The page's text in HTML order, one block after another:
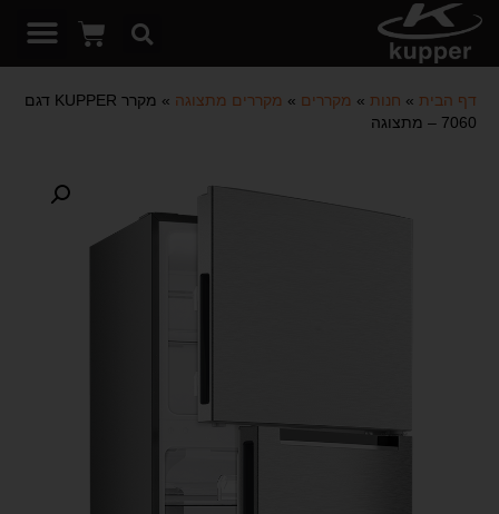
דף הבית » חנות » מקררים » מקררים מתצוגה »
מקרר KUPPER דגם
7060 – מתצוגה